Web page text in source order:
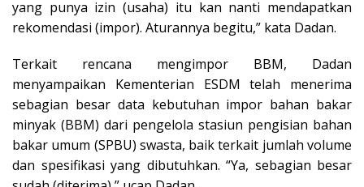
yang punya izin (usaha) itu kan nanti mendapatkan
rekomendasi (impor). Aturannya begitu,” kata Dadan.
Terkait rencana mengimpor BBM, Dadan
menyampaikan Kementerian ESDM telah menerima
sebagian besar data kebutuhan impor bahan bakar
minyak (BBM) dari pengelola stasiun pengisian bahan
bakar umum (SPBU) swasta, baik terkait jumlah volume
dan spesifikasi yang dibutuhkan. “Ya, sebagian besar